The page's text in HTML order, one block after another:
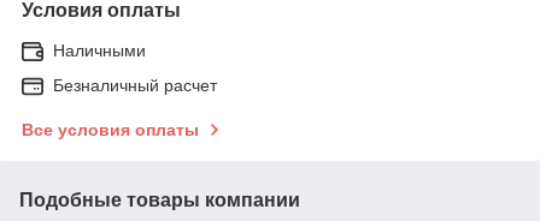
Условия оплаты
Наличными
Безналичный расчет
Все условия оплаты
Подобные товары компании